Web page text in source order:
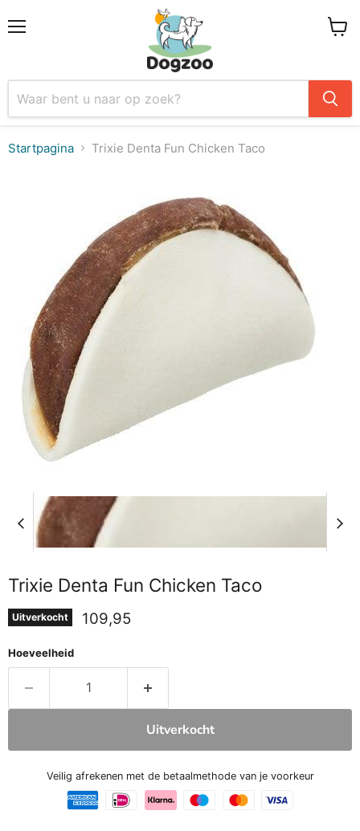
Startpagina Trixie Denta Fun Chicken Taco
Trixie Denta Fun Chicken Taco
Uitverkocht Huidige prijs
109,95
Hoeveelheid
Uitverkocht
Veilig afrekenen met de betaalmethode van je voorkeur